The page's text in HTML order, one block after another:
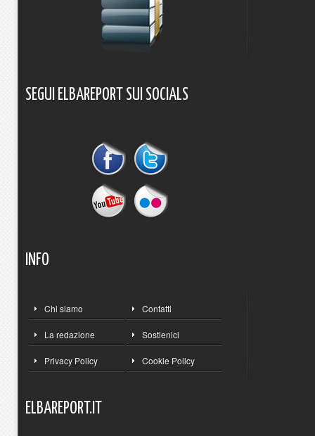
SEGUI ELBAREPORT SUI SOCIALS
INFO
Chi siamo Contatti
La redazione Sostienici
Privacy Policy Cookie Policy
ELBAREPORT.IT